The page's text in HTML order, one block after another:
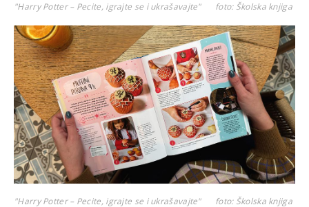
"Harry Potter – Pecite, igrajte se i ukrašavajte" foto: Školska knjiga
"Harry Potter – Pecite, igrajte se i ukrašavajte" foto: Školska knjiga